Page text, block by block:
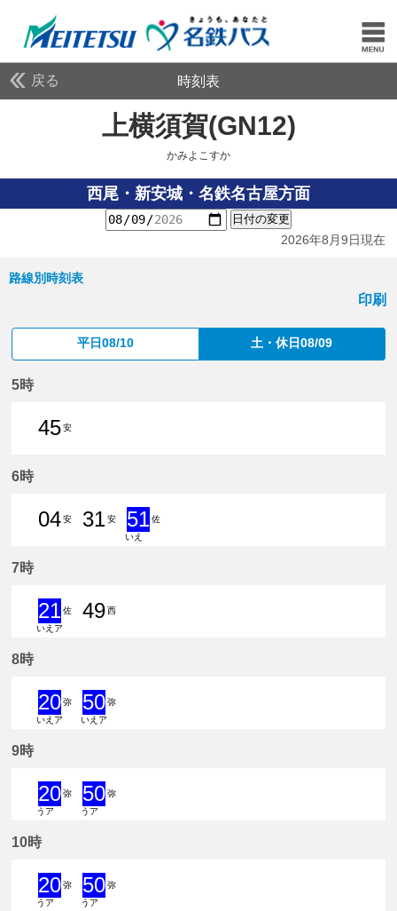
戻る 時刻表
上横須賀(GN12)
かみよこすか
西尾・新安城・名鉄名古屋方面
日付の変更
2026年8月9日現在
路線別時刻表
印刷
平日08/10 土・休日08/09
5時
45安
6時
04
4分はつ 普通新安城いき
安
31安
51佐
いえ
7時
21佐
いえア
49西
8時
20弥
いえア
50弥
いえア
9時
20弥
うア
50弥
うア
10時
20弥
うア
50弥
うア